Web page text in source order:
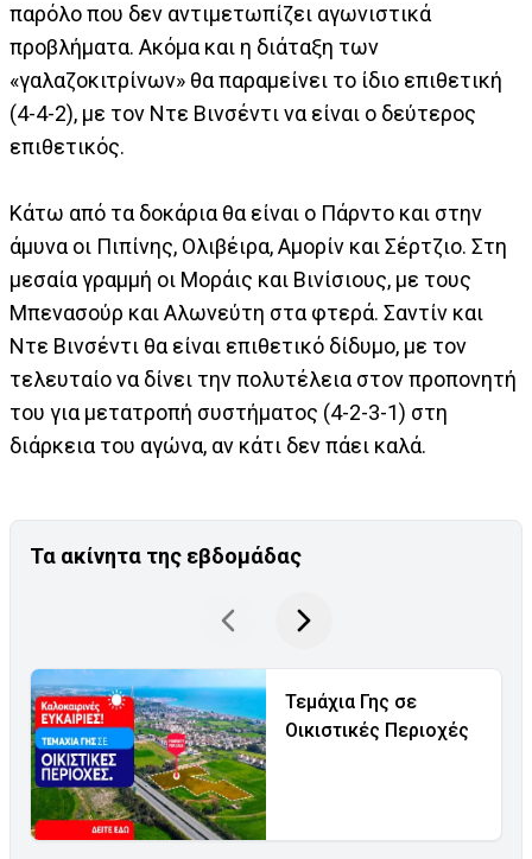
παρόλο που δεν αντιμετωπίζει αγωνιστικά
προβλήματα. Ακόμα και η διάταξη των
«γαλαζοκιτρίνων» θα παραμείνει το ίδιο επιθετική
(4-4-2), με τον Ντε Βινσέντι να είναι ο δεύτερος
επιθετικός.
Κάτω από τα δοκάρια θα είναι ο Πάρντο και στην
άμυνα οι Πιπίνης, Ολιβέιρα, Αμορίν και Σέρτζιο. Στη
μεσαία γραμμή οι Μοράις και Βινίσιους, με τους
Μπενασούρ και Αλωνεύτη στα φτερά. Σαντίν και
Ντε Βινσέντι θα είναι επιθετικό δίδυμο, με τον
τελευταίο να δίνει την πολυτέλεια στον προπονητή
του για μετατροπή συστήματος (4-2-3-1) στη
διάρκεια του αγώνα, αν κάτι δεν πάει καλά.
Τα ακίνητα της εβδομάδας
Τεμάχια Γης σε
Οικιστικές Περιοχές